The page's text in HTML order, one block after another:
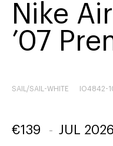
Nike
’07
SAIL/SAIL-WHITE IO4842-
€139 - JUL 2026